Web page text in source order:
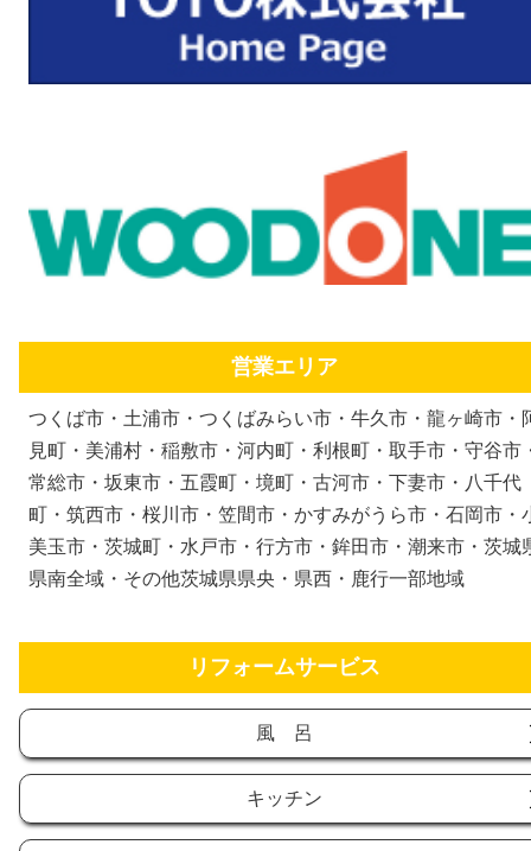
営業エリア
つくば市・土浦市・つくばみらい市・牛久市・龍ヶ崎市・
見町・美浦村・稲敷市・河内町・利根町・取手市・守谷市
常総市・坂東市・五霞町・境町・古河市・下妻市・八千代
町・筑西市・桜川市・笠間市・かすみがうら市・石岡市・
美玉市・茨城町・水戸市・行方市・鉾田市・潮来市・茨城
県南全域・その他茨城県県央・県西・鹿行一部地域
リフォームサービス
風 呂
キッチン